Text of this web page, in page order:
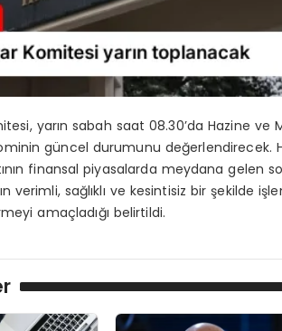
yarın sabah saat 08.30’da Hazine ve
güncel durumunu değerlendirecek.
finansal piyasalarda meydana gelen
verimli, sağlıklı ve kesintisiz bir şekilde
amaçladığı belirtildi.